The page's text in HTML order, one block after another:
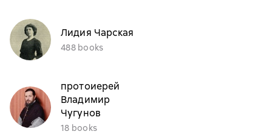
Лидия Чарская
488 books
протоиерей
Владимир
Чугунов
18 books